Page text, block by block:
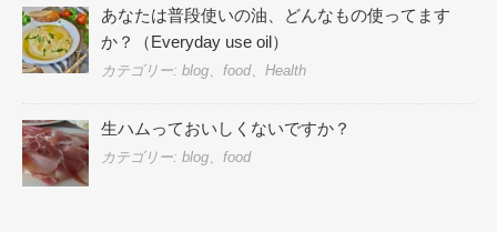
あなたは普段使いの油、どんなもの使ってます
か？（Everyday use oil）
カテゴリー: blog、food、Health
生ハムっておいしくないですか？
カテゴリー: blog、food